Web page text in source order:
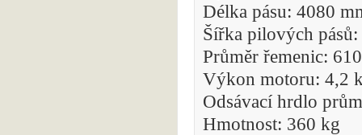
Délka pásu: 4080
Šířka pilových
Průměr řemenic:
Výkon motoru: 4,2
Odsávací hrdlo
Hmotnost: 360 kg